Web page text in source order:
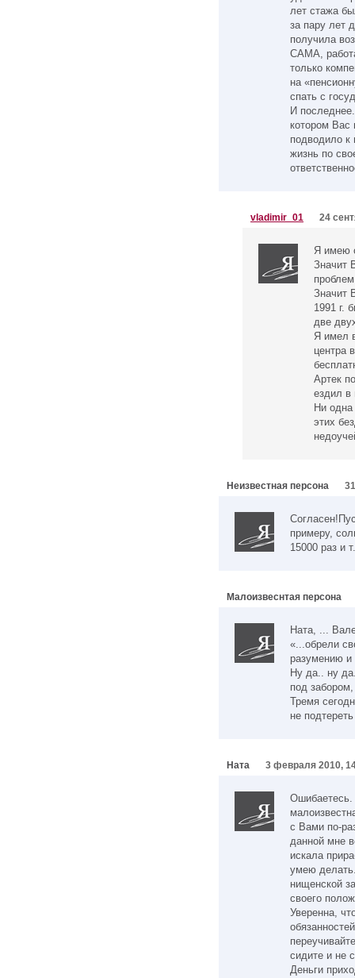
лет стажа
за пару лет
получила
САМА,
только
на
спать с
И
котором Вас
подводило к
жизнь по
vladimir_01 24
Я имею
Значит
Значит
1991 г.
две
Я имел
центра
Артек
ездил в
Ни одна
этих
Неизвестная персона
примеру,
15000 раз и
Малоизвеснтая персона
Ната, ...
«...обрели
разумению и
Ну да.. ну
под
Тремя
не
Ната 3 февраля 2010,
Ошибаетесь.
с Вами по-
данной мне
искала
умею
нищенской
своего
Уверенна,
сидите и не
Деньги